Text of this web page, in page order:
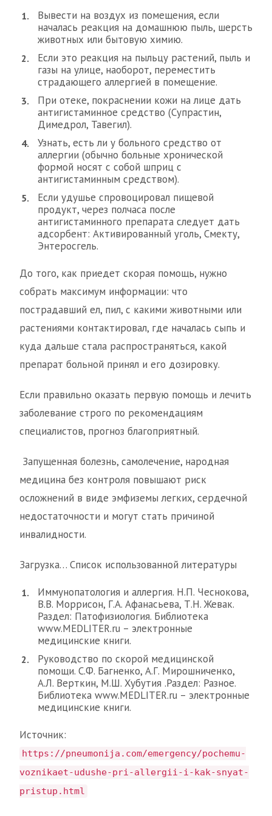
Вывести на воздух из помещения, если
началась реакция на домашнюю пыль, шерсть
животных или бытовую химию.
Если это реакция на пыльцу растений, пыль и
газы на улице, наоборот, переместить
страдающего аллергией в помещение.
При отеке, покраснении кожи на лице дать
антигистаминное средство (Супрастин,
Димедрол, Тавегил).
Узнать, есть ли у больного средство от
аллергии (обычно больные хронической
формой носят с собой шприц с
антигистаминным средством).
Если удушье спровоцировал пищевой
продукт, через полчаса после
антигистаминного препарата следует дать
адсорбент: Активированный уголь, Смекту,
Энтеросгель.
До того, как приедет скорая помощь, нужно
собрать максимум информации: что
пострадавший ел, пил, с какими животными или
растениями контактировал, где началась сыпь и
куда дальше стала распространяться, какой
препарат больной принял и его дозировку.
Если правильно оказать первую помощь и лечить
заболевание строго по рекомендациям
специалистов, прогноз благоприятный.
Запущенная болезнь, самолечение, народная
медицина без контроля повышают риск
осложнений в виде эмфиземы легких, сердечной
недостаточности и могут стать причиной
инвалидности.
Загрузка… Cписок использованной литературы
Иммунопатология и аллергия. Н.П. Чеснокова,
В.В. Моррисон, Г.А. Афанасьева, Т.Н. Жевак.
Раздел: Патофизиология. Библиотека
www.MEDLITER.ru – электронные
медицинские книги.
Руководство по скорой медицинской
помощи. С.Ф. Багненко, А.Г. Мирошниченко,
А.Л. Верткин, М.Ш. Хубутия .Раздел: Разное.
Библиотека www.MEDLITER.ru – электронные
медицинские книги.
Источник:
https://pneumonija.com/emergency/pochemu-
voznikaet-udushe-pri-allergii-i-kak-snyat-
pristup.html